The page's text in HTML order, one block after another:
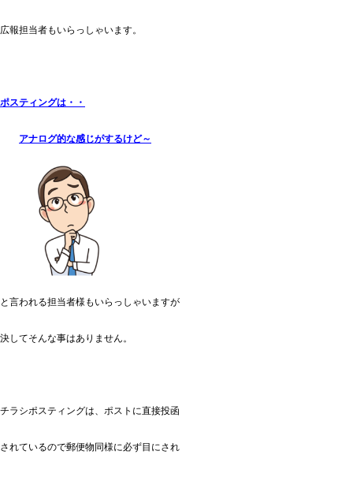
広報担当者もいらっしゃいます。
ポスティングは・・
アナログ的な感じがするけど～
と言われる担当者様もいらっしゃいますが
決してそんな事はありません。
チラシポスティングは、ポストに直接投函
されているので郵便物同様に必ず目にされ